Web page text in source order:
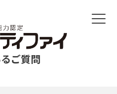
ご質問